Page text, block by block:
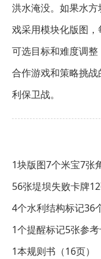
洪水淹没。如果水
戏采用模块化版图
可选目标和难度调
合作游戏和策略挑
利保卫战。
1块版图7个米宝7张
56张堤坝失败卡牌
4个水利结构标记36
1个提醒标记5张参
1本规则书（16页）